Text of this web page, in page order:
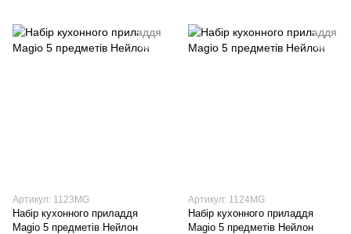
Артикул: 1123MG
Набір кухонного приладдя
Magio 5 предметів Нейлон
Артикул: 1124MG
Набір кухонного приладдя
Magio 5 предметів Нейлон